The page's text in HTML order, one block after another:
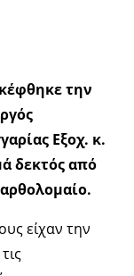
την
Εξοχ. κ.
δεκτός από
είχαν την